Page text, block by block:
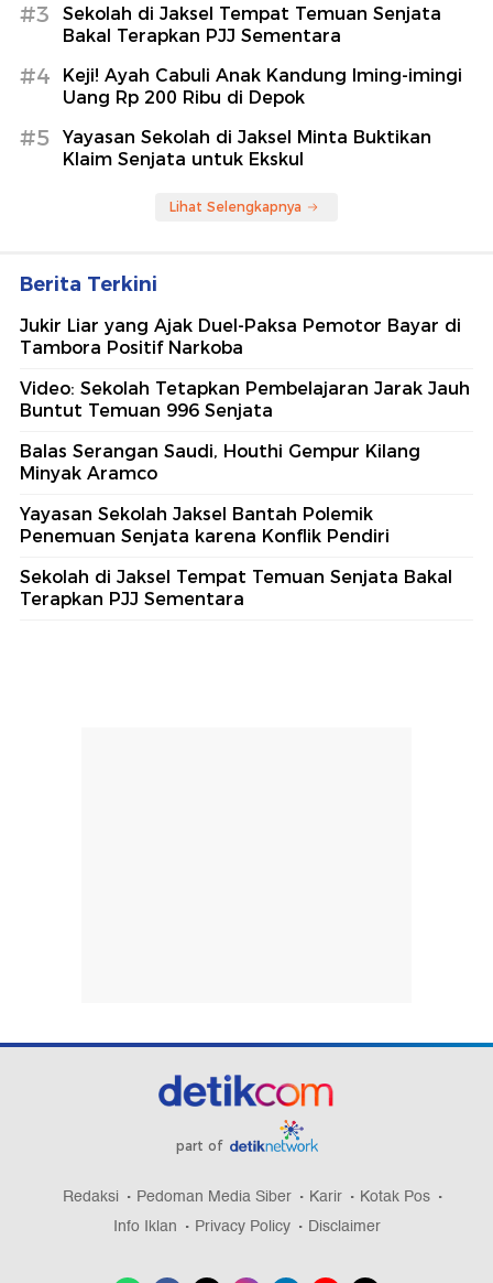
#3
Sekolah di Jaksel Tempat Temuan Senjata
Bakal Terapkan PJJ Sementara
#4
Keji! Ayah Cabuli Anak Kandung Iming-imingi
Uang Rp 200 Ribu di Depok
#5
Yayasan Sekolah di Jaksel Minta Buktikan
Klaim Senjata untuk Ekskul
Lihat Selengkapnya
Berita Terkini
Jukir Liar yang Ajak Duel-Paksa Pemotor Bayar di
Tambora Positif Narkoba
Video: Sekolah Tetapkan Pembelajaran Jarak Jauh
Buntut Temuan 996 Senjata
Balas Serangan Saudi, Houthi Gempur Kilang
Minyak Aramco
Yayasan Sekolah Jaksel Bantah Polemik
Penemuan Senjata karena Konflik Pendiri
Sekolah di Jaksel Tempat Temuan Senjata Bakal
Terapkan PJJ Sementara
part of
Redaksi Pedoman Media Siber Karir
Kotak Pos
Info Iklan
Privacy Policy Disclaimer